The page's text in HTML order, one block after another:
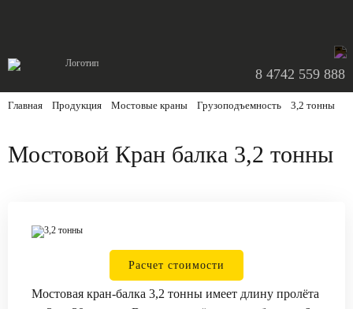
8 4742 559 888
Главная Продукция Мостовые краны Грузоподъемность 3,2 тонны
Мостовой Кран балка 3,2 тонны
Расчет стоимости
Мостовая кран-балка 3,2 тонны имеет длину пролёта